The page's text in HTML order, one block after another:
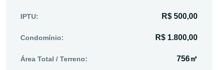
IPTU: R$ 500,00
Condomínio: R$ 1.800,00
Área Total / Terreno: 756㎡